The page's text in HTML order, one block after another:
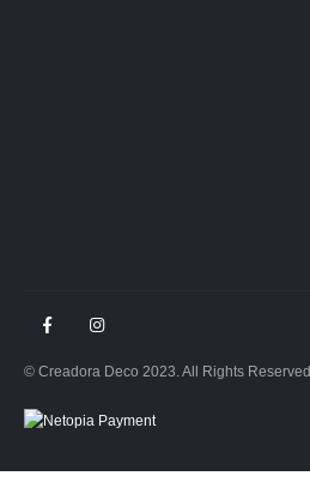
© Creadora Deco 2023. All Rights Reserved